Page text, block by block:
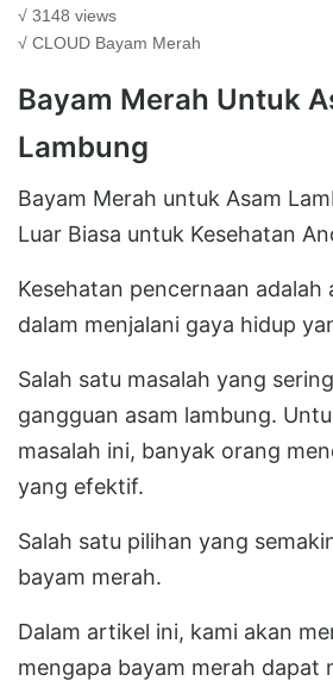
√ 3148 views
√ CLOUD Bayam Merah
Bayam Merah Untuk
Lambung
Bayam Merah untuk Asam
Luar Biasa untuk Kesehatan
Kesehatan pencernaan adalah
dalam menjalani gaya hidup
Salah satu masalah yang
gangguan asam lambung.
masalah ini, banyak orang
yang efektif.
Salah satu pilihan yang
bayam merah.
Dalam artikel ini, kami akan
mengapa bayam merah dapat